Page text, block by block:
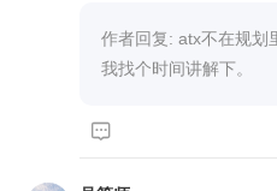
作者回复: atx不在规划
我找个时间讲解下。
